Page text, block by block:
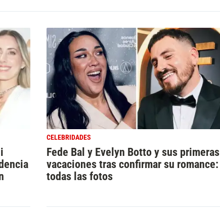
CELEBRIDADES
Fede Bal y Evelyn Botto y sus primeras
vacaciones tras confirmar su romance:
todas las fotos